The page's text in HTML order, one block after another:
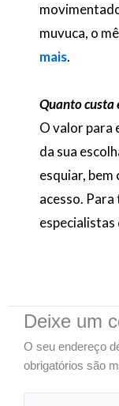
muvuca, o
mais.
Quanto custa
O valor para
da sua
esquiar, bem
acesso.
especialistas
Deixe um
O seu endereço
obrigatórios são